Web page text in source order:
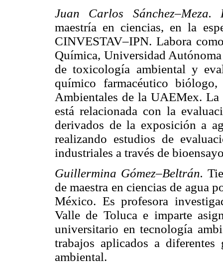
Juan Carlos
maestría en ciencias, en la
CINVESTAV–IPN. Labora
Química, Universidad
de toxicología ambiental y
químico farmacéutico
Ambientales de la UAEMex.
está relacionada con la
derivados de la exposición a
realizando estudios de
industriales a través de
Guillermina Gómez–Beltrán.
de maestra en ciencias de agua
México. Es profesora
Valle de Toluca e imparte
universitario en tecnología
trabajos aplicados a
ambiental.